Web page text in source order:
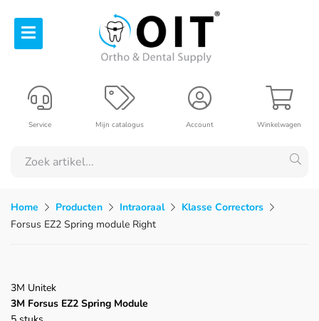
Winkelwagen
Account
Mijn catalogus
Service
Home Producten Intraoraal
Klasse Correctors
Forsus EZ2 Spring module Right
3M Unitek
3M Forsus EZ2 Spring Module